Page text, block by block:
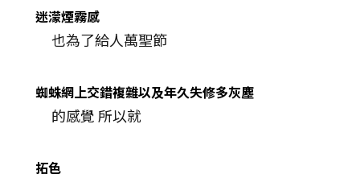
迷濛煙霧感
也為了給人萬聖節
蜘蛛網上交錯複雜以及年久失修多灰塵
的感覺 所以就
拓色